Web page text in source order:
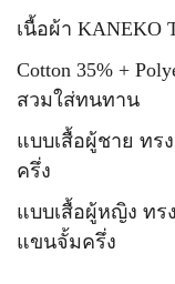
ระ
ที่2
เนื้อผ้า KANEKO
Cotton 35% +
สวมใส่ทนทาน
แบบเสื้อผู้ชาย ทร
ครึ่ง
แบบเสื้อผู้หญิง ทร
แขนจั้มครึ่ง